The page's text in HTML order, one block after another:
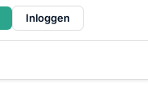
Inloggen